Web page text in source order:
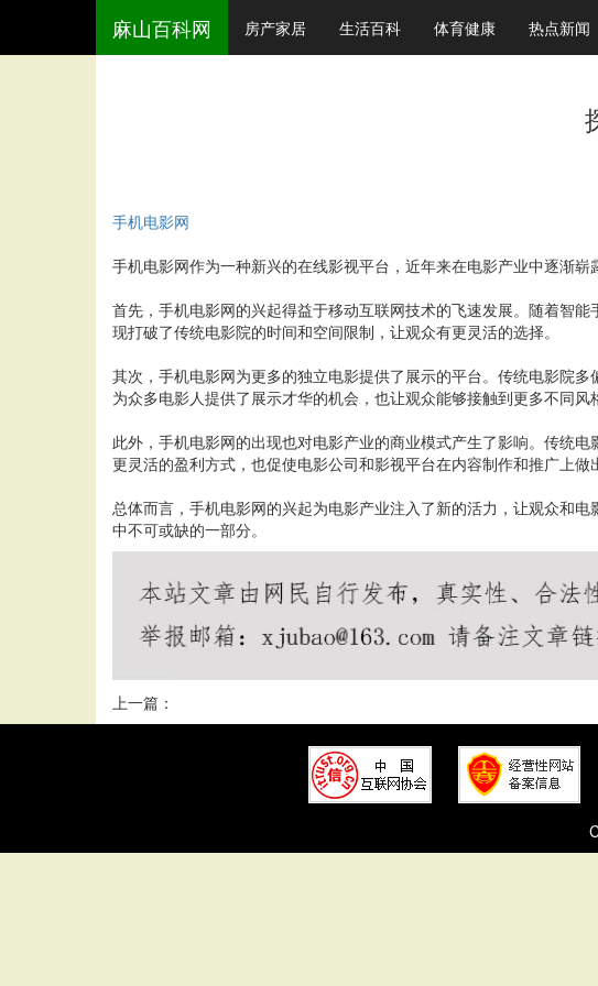
麻山百科网 房产家居 生活百科 体育健康 热点新闻
手机电影网
手机电影网作为一种新兴的在线影视平台，近年来在电影产业中逐渐
首先，手机电影网的兴起得益于移动互联网技术的飞速发展。随着智
现打破了传统电影院的时间和空间限制，让观众有更灵活的选择。
其次，手机电影网为更多的独立电影提供了展示的平台。传统电影院
为众多电影人提供了展示才华的机会，也让观众能够接触到更多不同风
此外，手机电影网的出现也对电影产业的商业模式产生了影响。传统
更灵活的盈利方式，也促使电影公司和影视平台在内容制作和推广上做
总体而言，手机电影网的兴起为电影产业注入了新的活力，让观众和
中不可或缺的一部分。
上一篇：